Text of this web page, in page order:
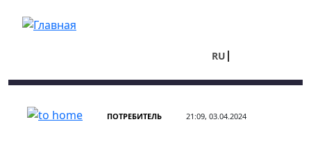
RU
ПОТРЕБИТЕЛЬ 21:09, 03.04.2024